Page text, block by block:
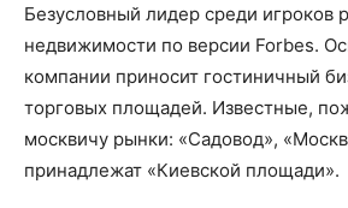
Безусловный лидер среди игроков
недвижимости по версии Forbes.
компании приносит гостиничный
торговых площадей. Известные,
москвичу рынки: «Садовод»,
принадлежат «Киевской площади».